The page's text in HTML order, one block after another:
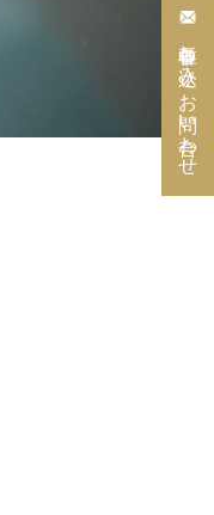
各種申し込み・
お問い合わせ